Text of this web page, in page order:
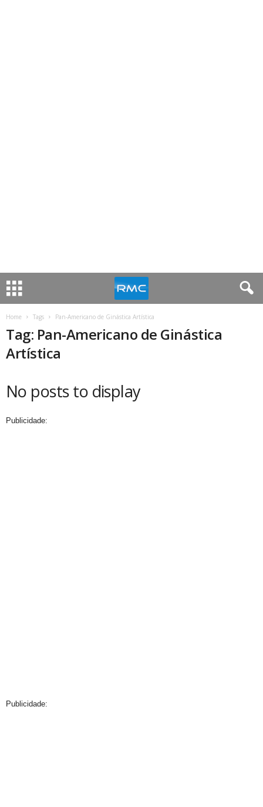
Home Tags Pan-Americano de Ginástica Artística
Tag: Pan-Americano de Ginástica
Artística
No posts to display
Publicidade:
Publicidade: